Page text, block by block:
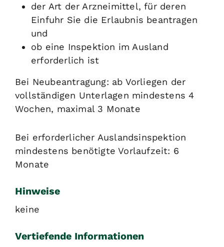
der Art der Arzneimittel, für deren
Einfuhr Sie die Erlaubnis beantragen
und
ob eine Inspektion im Ausland
erforderlich ist
Bei Neubeantragung: ab Vorliegen der
vollständigen Unterlagen mindestens 4
Wochen, maximal 3 Monate
Bei erforderlicher Auslandsinspektion
mindestens benötigte Vorlaufzeit: 6
Monate
Hinweise
keine
Vertiefende Informationen